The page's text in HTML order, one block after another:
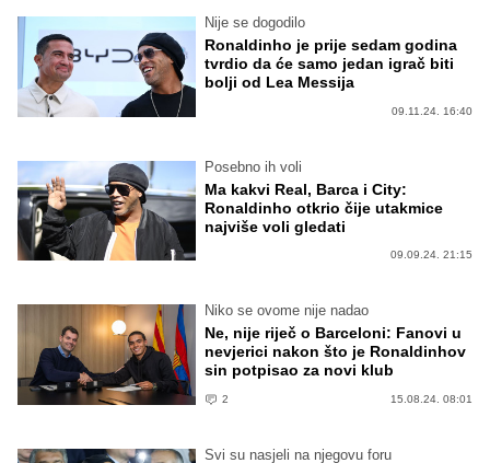
Nije se dogodilo
Ronaldinho je prije sedam godina
tvrdio da će samo jedan igrač biti
bolji od Lea Messija
09.11.24. 16:40
Posebno ih voli
Ma kakvi Real, Barca i City:
Ronaldinho otkrio čije utakmice
najviše voli gledati
09.09.24. 21:15
Niko se ovome nije nadao
Ne, nije riječ o Barceloni: Fanovi u
nevjerici nakon što je Ronaldinhov
sin potpisao za novi klub
2 15.08.24. 08:01
Svi su nasjeli na njegovu foru